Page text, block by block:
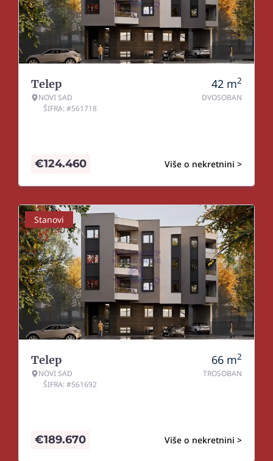
Telep
NOVI SAD
ŠIFRA: #561718
42 m2
DVOSOBAN
Više o nekretnini >
€124.460
Stanovi
Telep
NOVI SAD
ŠIFRA: #561692
66 m2
TROSOBAN
Više o nekretnini >
€189.670